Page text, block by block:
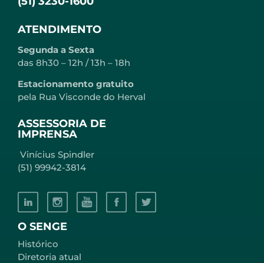
O SENGE
Histórico
Diretoria atual
ATENDIMENTO
Segunda a Sexta
das 8h30 – 12h / 13h – 18h
Estacionamento gratuito
pela Rua Visconde do Herval
ASSESSORIA DE
IMPRENSA
Vinícius Spindler
(51) 99942-3814